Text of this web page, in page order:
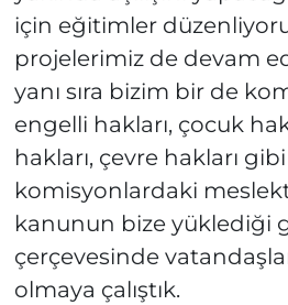
için eğitimler
projelerimiz de devam
yanı sıra bizim bir de
engelli hakları, çocuk
hakları, çevre hakları
komisyonlardaki
kanunun bize yüklediği
çerçevesinde
olmaya çalıştık.